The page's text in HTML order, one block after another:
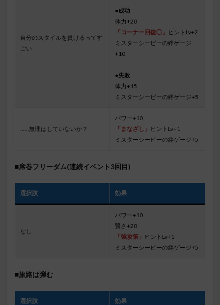
自分のスタイルを貫けるってす
ごい
●成功
体力+20
「コーナー回復◯」 ヒントLv+2
ミスターシービーの絆ゲージ
+10
●失敗
体力+15
ミスターシービーの絆ゲージ+5
……無理はしていないか？
パワー+10
「まなざし」 ヒントLv+1
ミスターシービーの絆ゲージ+5
■席巻フリーダム(連続イベント3回目)
選択肢 効果
なし
パワー+10
賢さ+20
「強攻策」 ヒントLv+1
ミスターシービーの絆ゲージ+5
■旅路は弾む
選択肢 効果